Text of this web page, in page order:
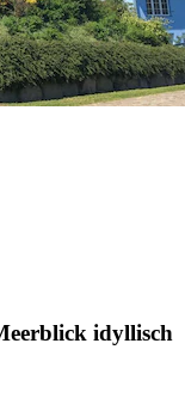
idyllisch